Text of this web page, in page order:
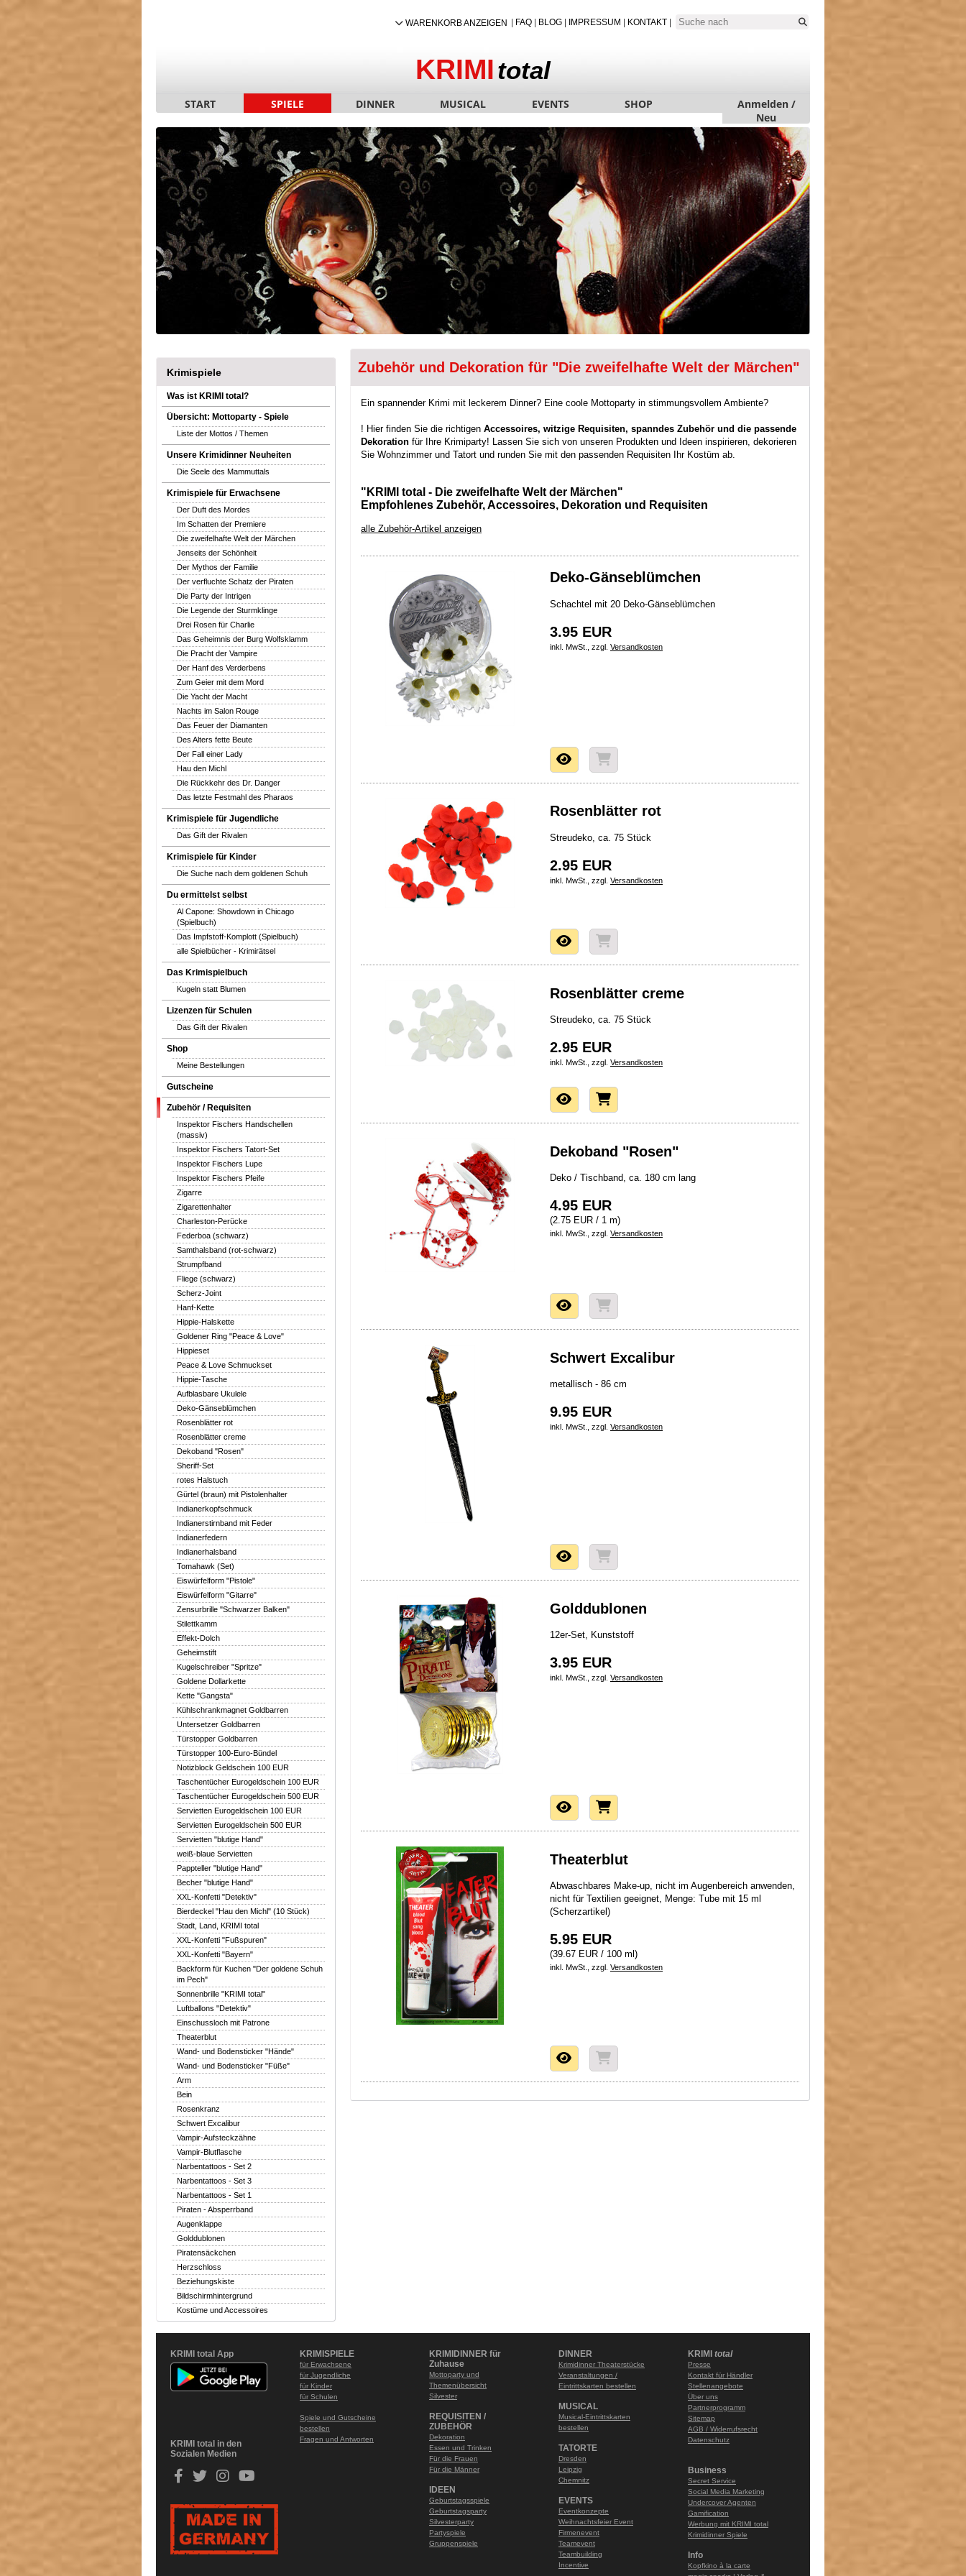
FAQ| BLOG| IMPRESSUM KONTAKT|
WARENKORB ANZEIGEN
KRIMItotal
START SPIELE DINNER MUSICAL EVENTS SHOP
Anmelden /
Neu
Krimispiele
Was ist KRIMI total?
Übersicht: Mottoparty - Spiele
Liste der Mottos / Themen
Unsere Krimidinner Neuheiten
Die Seele des Mammuttals
Krimispiele für Erwachsene
Der Duft des Mordes
Im Schatten der Premiere
Die zweifelhafte Welt der Märchen
Jenseits der Schönheit
Der Mythos der Familie
Der verfluchte Schatz der Piraten
Die Party der Intrigen
Die Legende der Sturmklinge
Drei Rosen für Charlie
Das Geheimnis der Burg Wolfsklamm
Die Pracht der Vampire
Der Hanf des Verderbens
Zum Geier mit dem Mord
Die Yacht der Macht
Nachts im Salon Rouge
Das Feuer der Diamanten
Des Alters fette Beute
Der Fall einer Lady
Hau den Michl
Die Rückkehr des Dr. Danger
Das letzte Festmahl des Pharaos
Krimispiele für Jugendliche
Das Gift der Rivalen
Krimispiele für Kinder
Die Suche nach dem goldenen Schuh
Du ermittelst selbst
Al Capone: Showdown in Chicago
(Spielbuch)
Das Impfstoff-Komplott (Spielbuch)
alle Spielbücher - Krimirätsel
Das Krimispielbuch
Kugeln statt Blumen
Lizenzen für Schulen
Das Gift der Rivalen
Shop
Meine Bestellungen
Gutscheine
Zubehör / Requisiten
Inspektor Fischers Handschellen
(massiv)
Inspektor Fischers Tatort-Set
Inspektor Fischers Lupe
Inspektor Fischers Pfeife
Zigarre
Zigarettenhalter
Charleston-Perücke
Federboa (schwarz)
Samthalsband (rot-schwarz)
Strumpfband
Fliege (schwarz)
Scherz-Joint
Hanf-Kette
Hippie-Halskette
Goldener Ring "Peace & Love"
Hippieset
Peace & Love Schmuckset
Hippie-Tasche
Aufblasbare Ukulele
Deko-Gänseblümchen
Rosenblätter rot
Rosenblätter creme
Dekoband "Rosen"
Sheriff-Set
rotes Halstuch
Gürtel (braun) mit Pistolenhalter
Indianerkopfschmuck
Indianerstirnband mit Feder
Indianerfedern
Indianerhalsband
Tomahawk (Set)
Eiswürfelform "Pistole"
Eiswürfelform "Gitarre"
Zensurbrille "Schwarzer Balken"
Stilettkamm
Effekt-Dolch
Geheimstift
Kugelschreiber "Spritze"
Goldene Dollarkette
Kette "Gangsta"
Kühlschrankmagnet Goldbarren
Untersetzer Goldbarren
Türstopper Goldbarren
Türstopper 100-Euro-Bündel
Notizblock Geldschein 100 EUR
Taschentücher Eurogeldschein 100 EUR
Taschentücher Eurogeldschein 500 EUR
Servietten Eurogeldschein 100 EUR
Servietten Eurogeldschein 500 EUR
Servietten "blutige Hand"
weiß-blaue Servietten
Pappteller "blutige Hand"
Becher "blutige Hand"
XXL-Konfetti "Detektiv"
Bierdeckel "Hau den Michl" (10 Stück)
Stadt, Land, KRIMI total
XXL-Konfetti "Fußspuren"
XXL-Konfetti "Bayern"
Backform für Kuchen "Der goldene Schuh
im Pech"
Sonnenbrille "KRIMI total"
Luftballons "Detektiv"
Einschussloch mit Patrone
Theaterblut
Wand- und Bodensticker "Hände"
Wand- und Bodensticker "Füße"
Arm
Bein
Rosenkranz
Schwert Excalibur
Vampir-Aufsteckzähne
Vampir-Blutflasche
Narbentattoos - Set 2
Narbentattoos - Set 3
Narbentattoos - Set 1
Piraten - Absperrband
Augenklappe
Golddublonen
Piratensäckchen
Herzschloss
Beziehungskiste
Bildschirmhintergrund
Kostüme und Accessoires
Zubehör und Dekoration für "Die zweifelhafte Welt der Märchen"
Ein spannender Krimi mit leckerem Dinner? Eine coole Mottoparty in stimmungsvollem Ambiente?
! Hier finden Sie die richtigen Accessoires, witzige Requisiten, spanndes Zubehör und die passende
Dekoration für Ihre Krimiparty! Lassen Sie sich von unseren Produkten und Ideen inspirieren, dekorieren
Sie Wohnzimmer und Tatort und runden Sie mit den passenden Requisiten Ihr Kostüm ab.
"KRIMI total - Die zweifelhafte Welt der Märchen"
Empfohlenes Zubehör, Accessoires, Dekoration und Requisiten
alle Zubehör-Artikel anzeigen
Deko-Gänseblümchen
Schachtel mit 20 Deko-Gänseblümchen
3.95 EUR
inkl. MwSt., zzgl. Versandkosten
Rosenblätter rot
Streudeko, ca. 75 Stück
2.95 EUR
inkl. MwSt., zzgl. Versandkosten
Rosenblätter creme
Streudeko, ca. 75 Stück
2.95 EUR
inkl. MwSt., zzgl. Versandkosten
Dekoband "Rosen"
Deko / Tischband, ca. 180 cm lang
4.95 EUR
(2.75 EUR / 1 m)
inkl. MwSt., zzgl. Versandkosten
Schwert Excalibur
metallisch - 86 cm
9.95 EUR
inkl. MwSt., zzgl. Versandkosten
Golddublonen
12er-Set, Kunststoff
3.95 EUR
inkl. MwSt., zzgl. Versandkosten
Theaterblut
Abwaschbares Make-up, nicht im Augenbereich anwenden,
nicht für Textilien geeignet, Menge: Tube mit 15 ml
(Scherzartikel)
5.95 EUR
(39.67 EUR / 100 ml)
inkl. MwSt., zzgl. Versandkosten
KRIMI total App
KRIMI total in den
Sozialen Medien
KRIMISPIELE
für Erwachsene
für Jugendliche
für Kinder
für Schulen
Spiele und Gutscheine
bestellen
Fragen und Antworten
KRIMIDINNER für
Zuhause
Mottoparty und
Themenübersicht
Silvester
REQUISITEN /
ZUBEHÖR
Dekoration
Essen und Trinken
Für die Frauen
Für die Männer
IDEEN
Geburtstagsspiele
Geburtstagsparty
Silvesterparty
Partyspiele
Gruppenspiele
DINNER
Krimidinner Theaterstücke
Veranstaltungen /
Eintrittskarten bestellen
MUSICAL
Musical-Eintrittskarten
bestellen
TATORTE
Dresden
Leipzig
Chemnitz
EVENTS
Eventkonzepte
Weihnachtsfeier Event
Firmenevent
Teamevent
Teambuilding
Incentive
KRIMI total
Presse
Kontakt für Händler
Stellenangebote
Über uns
Partnerprogramm
Sitemap
AGB / Widerrufsrecht
Datenschutz
Business
Secret Service
Social Media Marketing
Undercover Agenten
Gamification
Werbung mit KRIMI total
Krimidinner Spiele
Info
Kopfkino à la carte